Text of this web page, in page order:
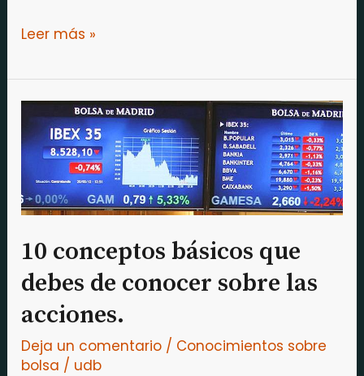
Leer más »
10 conceptos básicos que
debes de conocer sobre las
acciones.
Deja un comentario / Conocimientos sobre
bolsa / udb
conceptos
básicos
que
debes
de
conocer
sobre
las
acciones.